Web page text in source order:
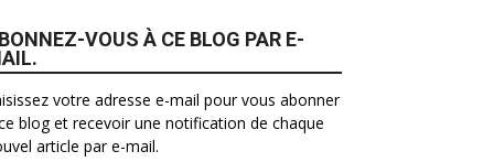
VOUS À CE BLOG PAR E-
votre adresse e-mail pour vous abonner
blog et recevoir une notification de chaque
article par e-mail.